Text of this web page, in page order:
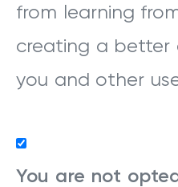
from learning
creating a better
you and other
You are not